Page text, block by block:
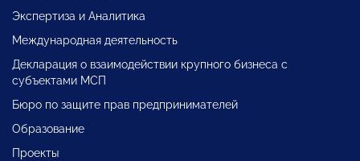
Экспертиза и Аналитика
Международная деятельность
Декларация о взаимодействии крупного бизнеса с
субъектами МСП
Бюро по защите прав предпринимателей
Образование
Проекты